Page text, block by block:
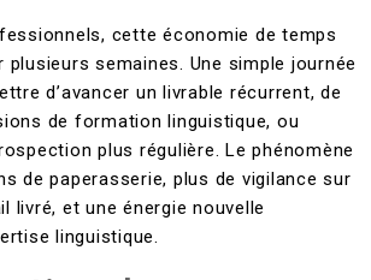
cette économie de temps
semaines. Une simple journée
d’avancer un livrable récurrent, de
de formation linguistique, ou
plus régulière. Le phénomène
de paperasserie, plus de vigilance sur
livré, et une énergie nouvelle
linguistique.